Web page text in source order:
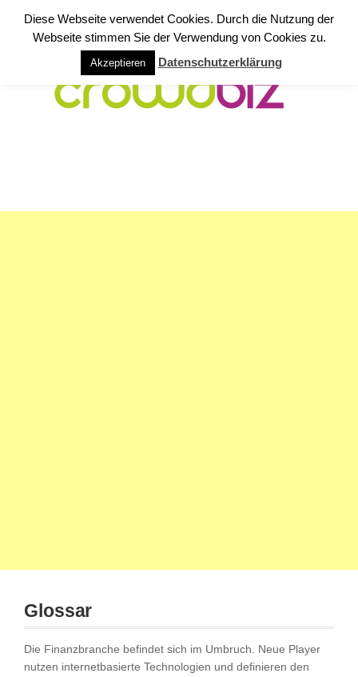
Glossar
Die Finanzbranche befindet sich im Umbruch. Neue Player
nutzen internetbasierte Technologien und definieren den
Diese Webseite verwendet Cookies. Durch die Nutzung der
Webseite stimmen Sie der Verwendung von Cookies zu.
Akzeptieren Datenschutzerklärung